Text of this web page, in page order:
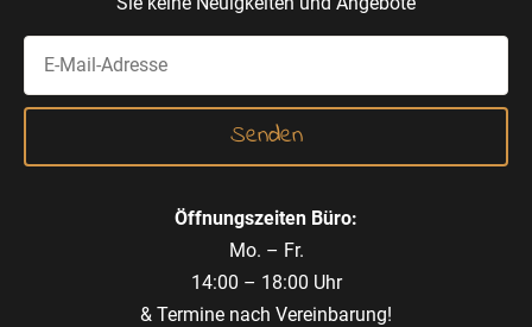
Öffnungszeiten Büro:
Mo. – Fr.
14:00 – 18:00 Uhr
& Termine nach Vereinbarung!